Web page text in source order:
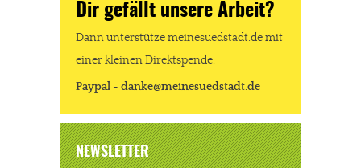
Dir gefällt unsere Arbeit?
Dann unterstütze meinesuedstadt.de mit
einer kleinen Direktspende.
Paypal - danke@meinesuedstadt.de
NEWSLETTER